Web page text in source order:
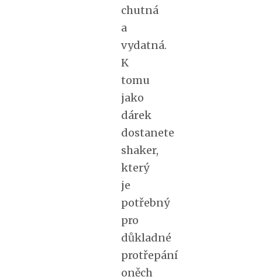
chutná
a
vydatná.
K
tomu
jako
dárek
dostanete
shaker,
který
je
potřebný
pro
důkladné
protřepání
oněch